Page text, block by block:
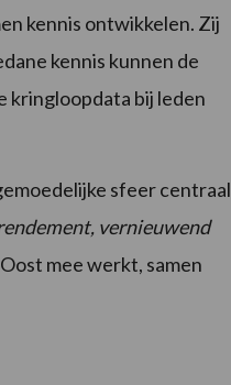
kennis ontwikkelen. Zij
kennis kunnen de
kringloopdata bij leden
sfeer centraal
vernieuwend
mee werkt, samen